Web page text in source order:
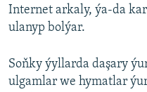
Internet arkaly, ýa-da
ulanyp bolýar.
Soňky ýyllarda daşary
ulgamlar we hymatlar